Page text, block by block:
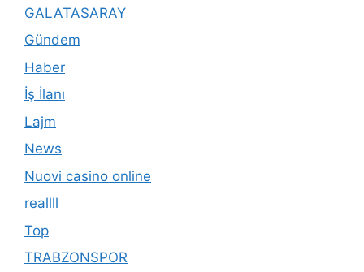
GALATASARAY
Gündem
Haber
İş İlanı
Lajm
News
Nuovi casino online
reallll
Top
TRABZONSPOR